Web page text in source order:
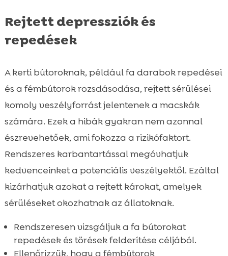
Rejtett depressziók és
repedések
A kerti bútoroknak, például fa darabok repedései
és a fémbútorok rozsdásodása, rejtett sérülései
komoly veszélyforrást jelentenek a macskák
számára. Ezek a hibák gyakran nem azonnal
észrevehetőek, ami fokozza a rizikófaktort.
Rendszeres karbantartással megóvhatjuk
kedvenceinket a potenciális veszélyektől. Ezáltal
kizárhatjuk azokat a rejtett károkat, amelyek
sérüléseket okozhatnak az állatoknak.
Rendszeresen vizsgáljuk a fa bútorokat
repedések és törések felderítése céljából.
Ellenőrizzük, hogy a fémbútorok